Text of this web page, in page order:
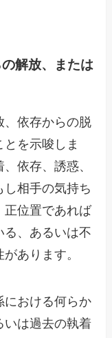
解放、または
、依存からの脱
とを示唆しま
依存、誘惑、
相手の気持ち
正位置であれば
る、あるいは不
あります。
における何らか
いは過去の執着